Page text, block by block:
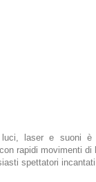
laser e suoni è
rapidi movimenti
spettatori